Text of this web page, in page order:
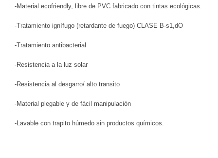
-Material ecofriendly, libre de PVC fabricado con tintas ecológicas.
-Tratamiento ignífugo (retardante de fuego) CLASE B-s1,dO
-Tratamiento antibacterial
-Resistencia a la luz solar
-Resistencia al desgarro/ alto transito
-Material plegable y de fácil manipulación
-Lavable con trapito húmedo sin productos químicos.